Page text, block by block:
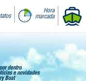
Hora
marcada